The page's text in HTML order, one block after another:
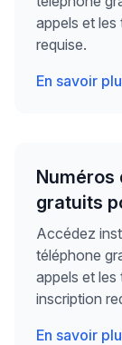
appels et
requise.
En savoir
Numéros
gratuits
Accédez
téléphone
appels et
inscription
En savoir